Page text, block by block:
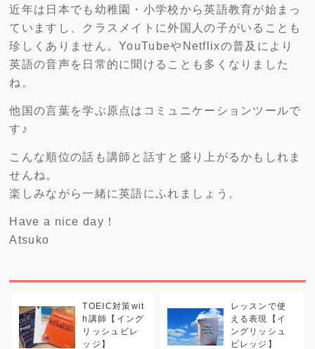
近年は日本でも幼稚園・小学校から英語教育が始まっ
ていますし、クラスメイトに外国人の子がいることも
珍しくありません。YouTubeやNetflixの普及により
英語の音声を日常的に聞けることも多くなりました
ね。
他国の言葉を学ぶ原点はコミュニケーションツールで
す♪
こんな順位の話も講師と話すと盛り上がるかもしれま
せんね。
楽しみながら一緒に英語にふれましょう。
Have a nice day！
Atsuko
TOEIC対策wit
h講師【イング
リッシュビレ
ッジ】
レッスンで使
える表現【イ
ングリッシュ
ビレッジ】